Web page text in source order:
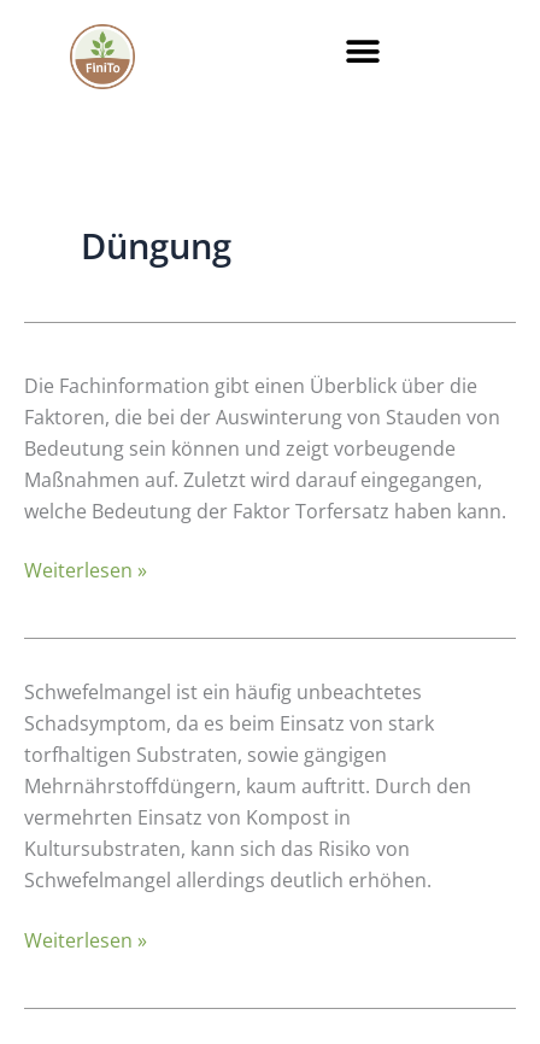
springen
Düngung
Die Fachinformation gibt einen Überblick über die
Faktoren, die bei der Auswinterung von Stauden von
Bedeutung sein können und zeigt vorbeugende
Maßnahmen auf. Zuletzt wird darauf eingegangen,
welche Bedeutung der Faktor Torfersatz haben kann.
Auswinterung
bei
Stauden
–
Ein
Risiko
Torfersatz?
Weiterlesen »
Schwefelmangel ist ein häufig unbeachtetes
Schadsymptom, da es beim Einsatz von stark
torfhaltigen Substraten, sowie gängigen
Mehrnährstoffdüngern, kaum auftritt. Durch den
vermehrten Einsatz von Kompost in
Kultursubstraten, kann sich das Risiko von
Schwefelmangel allerdings deutlich erhöhen.
Schwefelmangel
beim
Einsatz
komposthaltiger
Substrate
Weiterlesen »